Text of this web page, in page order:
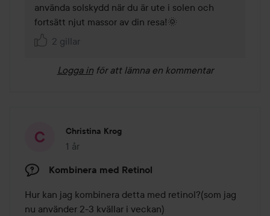
använda solskydd när du är ute i solen och
fortsätt njut massor av din resa!🌞
2 gillar
Logga in för att lämna en kommentar
Christina Krog
1 år
Inlägget skapades 1 år
Kombinera med Retinol
Hur kan jag kombinera detta med retinol?(som jag
nu använder 2-3 kvällar i veckan)